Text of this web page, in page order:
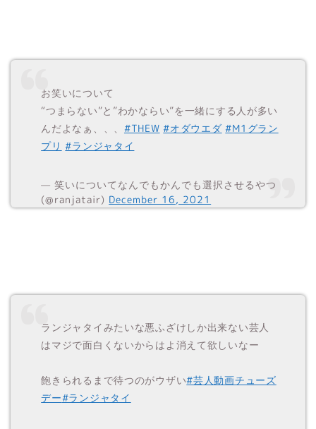
お笑いについて
“つまらない”と”わかならい”を一緒にする人が多い
んだよなぁ、、、 #THEW #オダウエダ #M1グラン
プリ #ランジャタイ
— 笑いについてなんでもかんでも選択させるやつ
(@ranjatair) December 16, 2021
ランジャタイみたいな悪ふざけしか出来ない芸人
はマジで面白くないからはよ消えて欲しいなー
飽きられるまで待つのがウザい#芸人動画チューズ
デー#ランジャタイ